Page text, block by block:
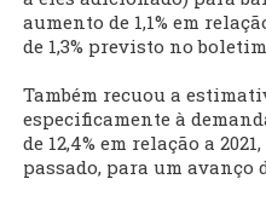
aumento de 1,1% em
de 1,3% previsto no
Também recuou a
especificamente à
de 12,4% em relação a
passado, para um avanço